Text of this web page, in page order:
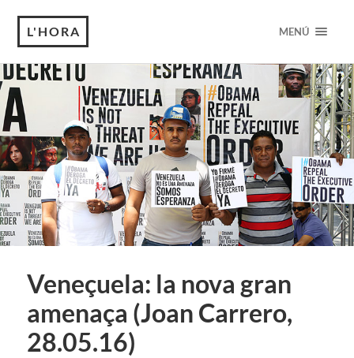
L'HORA MENÚ
Veneçuela: la nova gran
amenaça (Joan Carrero,
28.05.16)